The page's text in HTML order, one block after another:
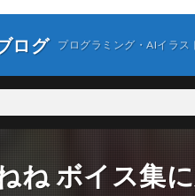
ログ プログラミング・AIイラ
ね ボイス集